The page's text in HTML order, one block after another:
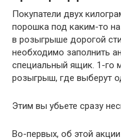
Покупатели двух
порошка под каким-то
в розыгрыше дорогой
необходимо заполнить
специальный ящик. 1-го
розыгрыш, где выберут
Этим вы убьете сразу
Во-первых, об этой